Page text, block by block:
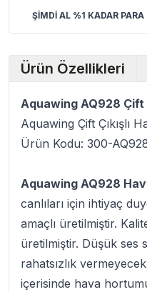
ŞİMDİ AL %1 KADAR
Ürün Özellikleri
Aquawing AQ928 Çift
Aquawing Çift Çıkışlı
Ürün Kodu: 300-
Aquawing AQ928
canlıları için ihtiyaç
amaçlı üretilmiştir.
üretilmiştir. Düşük ses
rahatsızlık
içerisinde hava